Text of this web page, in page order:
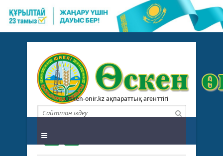
Osken-onir.kz ақпараттық агенттігі